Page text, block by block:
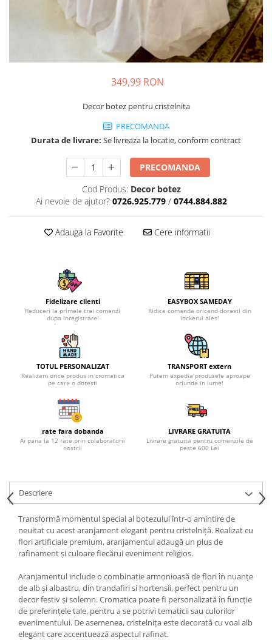
349,99 RON
Decor botez pentru cristelnita
PRECOMANDA
Durata de livrare: Se livreaza la locatie, conform contract
PRECOMANDA
Cod Produs: Decor botez
Ai nevoie de ajutor? 0726.925.779 / 0744.884.882
Adauga la Favorite Cere informatii
Fidelizare clienti
Reduceri la primele trei comenzi
dupa inregistrare!
EASYBOX SAMEDAY
Ridica comanda oricand doresti din
lockerul ales!
TOTUL PERSONALIZAT
Realizam orice produs in cromatica
pe care o doresti
TRANSPORT extern
Putem expedia produsele aproape
oriunde in lume!
rate fara dobanda
Ai pana la 12 rate prin colaboratorii
nostrii
LIVRARE GRATUITA
Livrare gratuita pentru comenzile de
peste 600 Lei
Descriere
Transformă momentul special al botezului într-o amintire de
neuitat cu acest aranjament elegant pentru cristelniță. Realizat cu
flori artificiale premium, aranjamentul adaugă un plus de
rafinament și culoare fiecărui eveniment religios.
Aranjamentul include o combinație armonioasă de flori în nuanțe
de alb și albastru, din trandafiri si hortensii, perfect pentru un
decor festiv și solemn. Cromatica poate fi personalizată în funcție
de preferințele tale, pentru a se potrivi tematicii sau culorilor
evenimentului. De asemenea, cristelnița este decorată cu voal alb
elegant care accentuează aspectul rafinat.